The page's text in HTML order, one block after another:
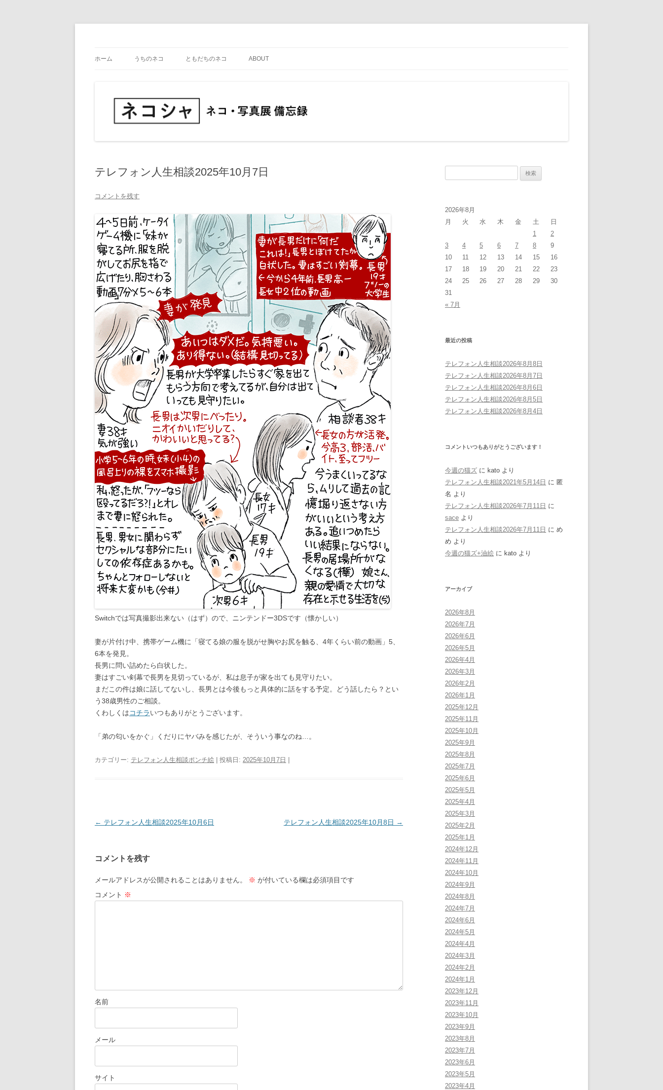
へ
ホーム うちのネコ ともだちのネコ ABOUT
テレフォン人生相談2025年10月7日
コメントを残す
Switchでは写真撮影出来ない（はず）ので、ニンテンドー3DSです（懐かしい）
妻が片付け中、携帯ゲーム機に「寝てる娘の服を脱がせ胸やお尻を触る、4年くらい前の動画」5、
6本を発見。
長男に問い詰めたら白状した。
妻はすごい剣幕で長男を見切っているが、私は息子が家を出ても見守りたい。
まだこの件は娘に話してないし、長男とは今後もっと具体的に話をする予定。どう話したら？とい
う38歳男性のご相談。
くわしくはコチラいつもありがとうございます。
「弟の匂いをかぐ」くだりにヤバみを感じたが、そういう事なのね…。
カテゴリー: テレフォン人生相談ポンチ絵 | 投稿日: 2025年10月7日
投
ビ
ゲ
ー
← テレフォン人生相談2025年10月6日 テレフォン人生相談2025年10月8日 →
コメントを残す
メールアドレスが公開されることはありません。 ※ が付いている欄は必須項目です
コメント ※
名前
メール
サイト
2026年8月
月
火 水 木 金 土
日
1
2
3
4 5 6 7 8
9
10
11 12 13 14 15
16
17
18 19 20 21 22
23
24
25 26 27 28 29
30
31
« 7月
最近の投稿
テレフォン人生相談2026年8月8日
テレフォン人生相談2026年8月7日
テレフォン人生相談2026年8月6日
テレフォン人生相談2026年8月5日
テレフォン人生相談2026年8月4日
コメントいつもありがとうございます！
今週の猫ズ に kato より
テレフォン人生相談2021年5月14日 に 匿
名 より
テレフォン人生相談2026年7月11日 に
sace より
テレフォン人生相談2026年7月11日 に め
め より
今週の猫ズ+油絵 に kato より
アーカイブ
2026年8月
2026年7月
2026年6月
2026年5月
2026年4月
2026年3月
2026年2月
2026年1月
2025年12月
2025年11月
2025年10月
2025年9月
2025年8月
2025年7月
2025年6月
2025年5月
2025年4月
2025年3月
2025年2月
2025年1月
2024年12月
2024年11月
2024年10月
2024年9月
2024年8月
2024年7月
2024年6月
2024年5月
2024年4月
2024年3月
2024年2月
2024年1月
2023年12月
2023年11月
2023年10月
2023年9月
2023年8月
2023年7月
2023年6月
2023年5月
2023年4月